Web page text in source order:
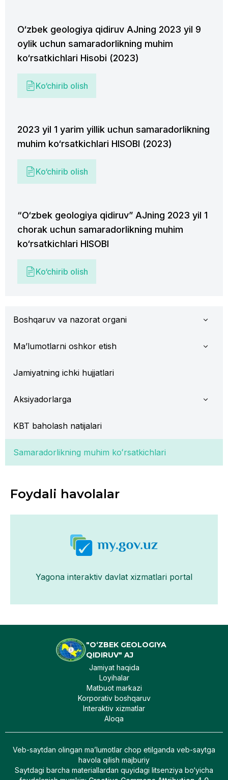
O‘zbek geologiya qidiruv AJning 2023 yil 9
oylik uchun samaradorlikning muhim
ko‘rsatkichlari Hisobi (2023)
Ko‘chirib olish
2023 yil 1 yarim yillik uchun samaradorlikning
muhim ko‘rsatkichlari HISOBI (2023)
Ko‘chirib olish
“O‘zbek geologiya qidiruv” AJning 2023 yil 1
chorak uchun samaradorlikning muhim
ko‘rsatkichlari HISOBI
Ko‘chirib olish
Boshqaruv va nazorat organi
Ma’lumotlarni oshkor etish
Jamiyatning ichki hujjatlari
Aksiyadorlarga
KBT baholash natijalari
Samaradorlikning muhim koʻrsatkichlari
Foydali havolalar
Yagona interaktiv davlat xizmatlari portal
"O‘ZBEK GEOLOGIYA
QIDIRUV" AJ
Jamiyat haqida
Loyihalar
Matbuot markazi
Korporativ boshqaruv
Interaktiv xizmatlar
Aloqa
Veb-saytdan olingan maʼlumotlar chop etilganda veb-saytga
havola qilish majburiy
Saytdagi barcha materiallardan quyidagi litsenziya bo‘yicha